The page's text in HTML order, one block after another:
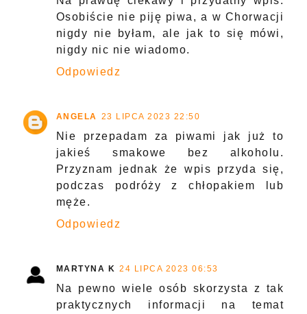
Osobiście nie piję piwa, a w Chorwacji
nigdy nie byłam, ale jak to się mówi,
nigdy nic nie wiadomo.
Odpowiedz
ANGELA 23 LIPCA 2023 22:50
Nie przepadam za piwami jak już to
jakieś smakowe bez alkoholu.
Przyznam jednak że wpis przyda się,
podczas podróży z chłopakiem lub
męże.
Odpowiedz
MARTYNA K 24 LIPCA 2023 06:53
Na pewno wiele osób skorzysta z tak
praktycznych informacji na temat